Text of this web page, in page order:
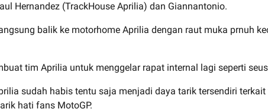
Hernandez (TrackHouse Aprilia) dan Giannantonio.
balik ke motorhome Aprilia dengan raut muka prnuh
tim Aprilia untuk menggelar rapat internal lagi seperti
sudah habis tentu saja menjadi daya tarik tersendiri
hati fans MotoGP.